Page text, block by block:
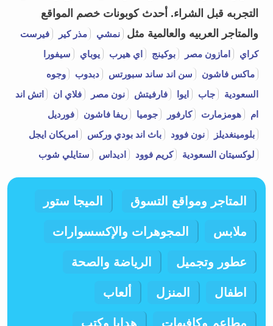
التجربه قبل الشراء. أحدث كوبونات خصم المواقع
والمتاجر العربيه والعالمية مثل
نمشي مذر كير
فيرست
كراي
امازون مصر بوكينج اي هيرب يوباي
سيفورا
ماكس فاشون
سن اند ساند سبورتس دبدوب
وجوه
السعودية
جاب ايوا فارفيتش نون مصر فلاي ان
اتش اند
ام
هومزمارت كارفور جوميا ريفا فاشون
فورديل
بلومينغديلز
نون فوود باث اند بودي وركس
امريكان ايجل
لوكسيتان السعودية
كريم فوود اديداس ستايلي شوب
المتاجر ومواقع التسوق الميجا ستور
ملابس المجوهرات والإكسسوارات
عطور وتجميل الرياضة والصحة
اطفال المنزل ألعاب
مطاعم وكافيهات هدايا وكتب